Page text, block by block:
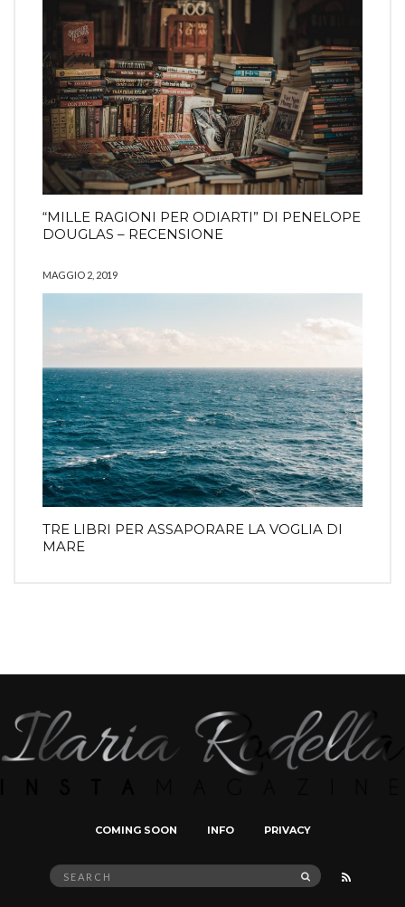
“MILLE RAGIONI PER ODIARTI” DI PENELOPE
DOUGLAS – RECENSIONE
MAGGIO 2, 2019
TRE LIBRI PER ASSAPORARE LA VOGLIA DI
MARE
COMING SOON INFO PRIVACY
Search
for:
SEARCH